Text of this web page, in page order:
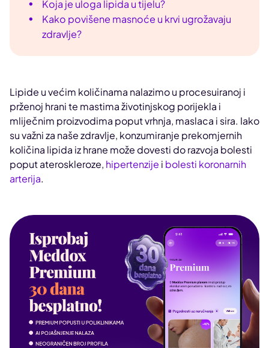
Koja je uloga lipida u tijelu?
Kako povišene masnoće u krvi ugrožavaju
zdravlje?
Lipide u većim količinama nalazimo u procesuiranoj i
prženoj hrani te mastima životinjskog porijekla i
mliječnim proizvodima poput vrhnja, maslaca i sira. Iako
su važni za naše zdravlje, konzumiranje prekomjernih
količina lipida iz hrane može dovesti do razvoja bolesti
poput ateroskleroze, hipertenzije i bolesti koronarnih
arterija.